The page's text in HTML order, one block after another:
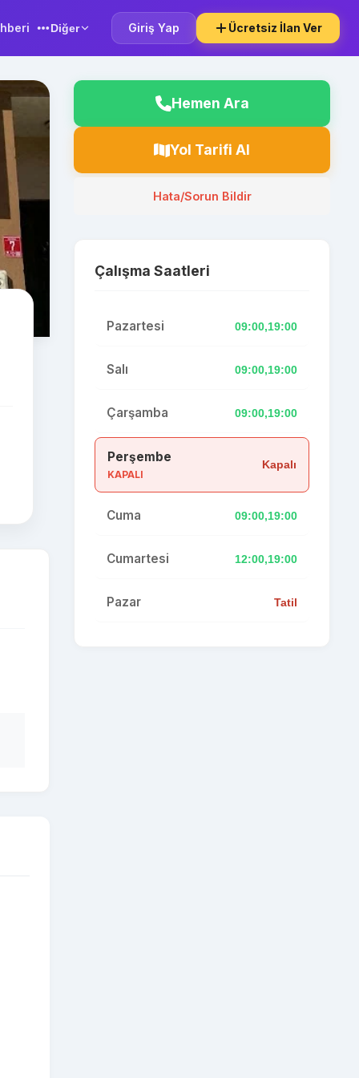
Diğer Giriş Yap Ücretsiz İlan Ver
Hemen Ara
Yol Tarifi Al
Hata/Sorun Bildir
Çalışma Saatleri
Pazartesi 09:00,19:00
Salı 09:00,19:00
Çarşamba 09:00,19:00
Perşembe
KAPALI
Kapalı
Cuma 09:00,19:00
Cumartesi 12:00,19:00
Pazar Tatil